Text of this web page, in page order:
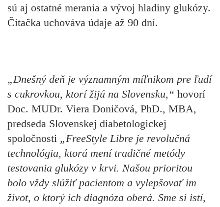
sú aj ostatné merania a vývoj hladiny glukózy.
Čítačka uchováva údaje až 90 dní.
„Dnešný deň je významným míľnikom pre ľudí
s cukrovkou, ktorí žijú na Slovensku,“ hovorí
Doc. MUDr. Viera Doničová, PhD., MBA,
predseda Slovenskej diabetologickej
spoločnosti „FreeStyle Libre je revolučná
technológia, ktorá mení tradičné metódy
testovania glukózy v krvi. Našou prioritou
bolo vždy slúžiť pacientom a vylepšovať im
život, o ktorý ich diagnóza oberá. Sme si istí,